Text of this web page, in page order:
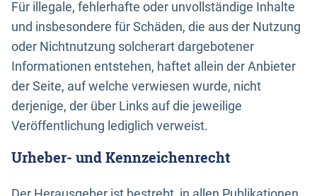
Für illegale, fehlerhafte oder unvollständige Inhalte
und insbesondere für Schäden, die aus der Nutzung
oder Nichtnutzung solcherart dargebotener
Informationen entstehen, haftet allein der Anbieter
der Seite, auf welche verwiesen wurde, nicht
derjenige, der über Links auf die jeweilige
Veröffentlichung lediglich verweist.
Urheber- und Kennzeichenrecht